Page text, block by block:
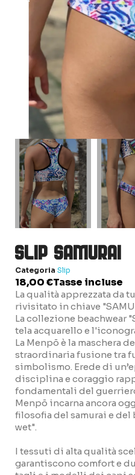
Slip Samurai
Categoria Slip
18,00 €Tasse incluse
La qualità apprezzata da
rivisitato in chiave
La collezione beachwear
tela acquarello e
La Menpō è la maschera
straordinaria fusione tra
simbolismo. Erede di
disciplina e coraggio
fondamentali del
Menpō incarna ancora
filosofia del samurai e del
wet".
I tessuti di alta qualità
garantiscono comfort e